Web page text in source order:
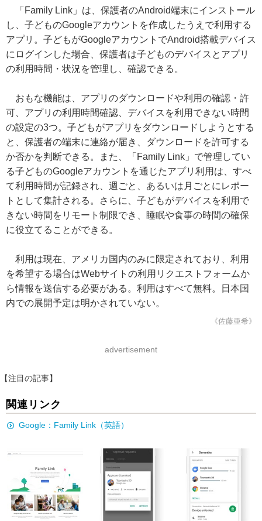
「Family Link」は、保護者のAndroid端末にインストール
し、子どものGoogleアカウントを作成したうえで利用する
アプリ。子どもがGoogleアカウントでAndroid搭載デバイス
にログインした場合、保護者は子どものデバイスとアプリ
の利用時間・状況を管理し、確認できる。
おもな機能は、アプリのダウンロードや利用の確認・許
可、アプリの利用時間確認、デバイスを利用できない時間
の設定の3つ。子どもがアプリをダウンロードしようとする
と、保護者の端末に連絡が届き、ダウンロードを許可する
か否かを判断できる。また、「Family Link」で管理してい
る子どものGoogleアカウントを通じたアプリ利用は、すべ
て利用時間が記録され、週ごと、あるいは月ごとにレポー
トとして集計される。さらに、子どもがデバイスを利用で
きない時間をリモート制限でき、睡眠や食事の時間の確保
に役立てることができる。
利用は現在、アメリカ国内のみに限定されており、利用
を希望する場合はWebサイトの利用リクエストフォームか
ら情報を送信する必要がある。利用はすべて無料。日本国
内での展開予定は明かされていない。
《佐藤亜希》
advertisement
【注目の記事】
関連リンク
Google：Family Link（英語）